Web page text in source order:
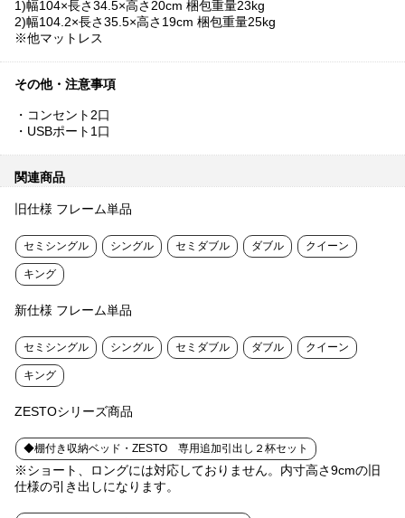
1)幅104×長さ34.5×高さ20cm 梱包重量23kg
2)幅104.2×長さ35.5×高さ19cm 梱包重量25kg
※他マットレス
その他・注意事項
・コンセント2口
・USBポート1口
関連商品
旧仕様 フレーム単品
セミシングル シングル セミダブル ダブル クイーン
キング
新仕様 フレーム単品
セミシングル シングル セミダブル ダブル クイーン
キング
ZESTOシリーズ商品
◆棚付き収納ベッド・ZESTO 専用追加引出し２杯セット
※ショート、ロングには対応しておりません。内寸高さ9cmの旧
仕様の引き出しになります。